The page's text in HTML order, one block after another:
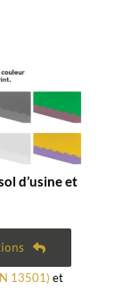
d’usine et
13501) et